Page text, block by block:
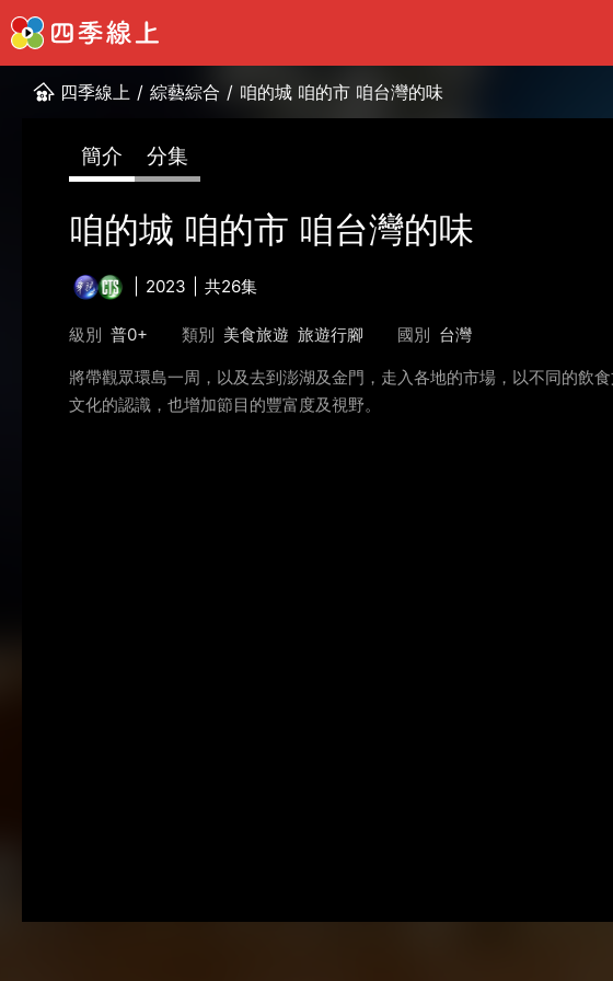
四季線上 / 綜藝綜合 / 咱的城 咱的市 咱台灣的味
簡介 分集
咱的城 咱的市 咱台灣的味
2023 共26集
級別 普0+ 類別 美食旅遊 旅遊行腳 國別 台灣
將帶觀眾環島一周，以及去到澎湖及金門，走入各地的市場，以不同的飲
文化的認識，也增加節目的豐富度及視野。